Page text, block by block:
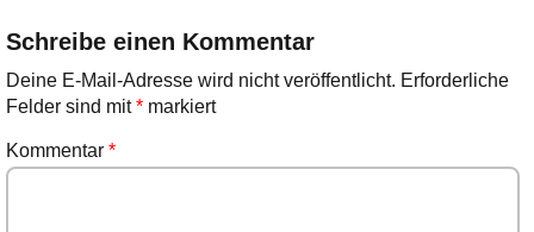
Schreibe einen Kommentar
Deine E-Mail-Adresse wird nicht veröffentlicht. Erforderliche
Felder sind mit*markiert
Kommentar *